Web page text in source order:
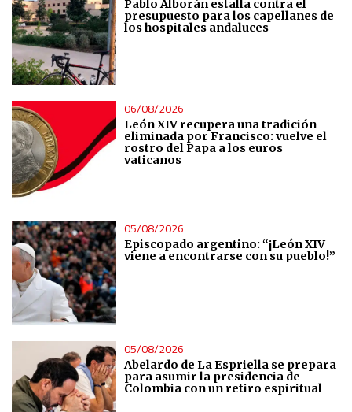
Pablo Alborán estalla contra el
presupuesto para los capellanes de
los hospitales andaluces
06/08/2026
León XIV recupera una tradición
eliminada por Francisco: vuelve el
rostro del Papa a los euros
vaticanos
05/08/2026
Episcopado argentino: “¡León XIV
viene a encontrarse con su pueblo!”
05/08/2026
Abelardo de La Espriella se prepara
para asumir la presidencia de
Colombia con un retiro espiritual